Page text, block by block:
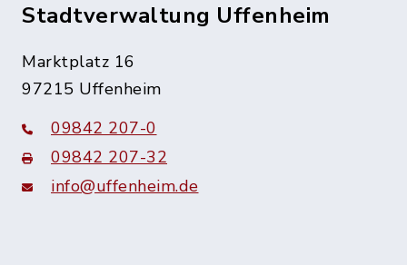
Stadtverwaltung Uffenheim
Marktplatz 16
97215 Uffenheim
09842 207-0
09842 207-32
info@uffenheim.de